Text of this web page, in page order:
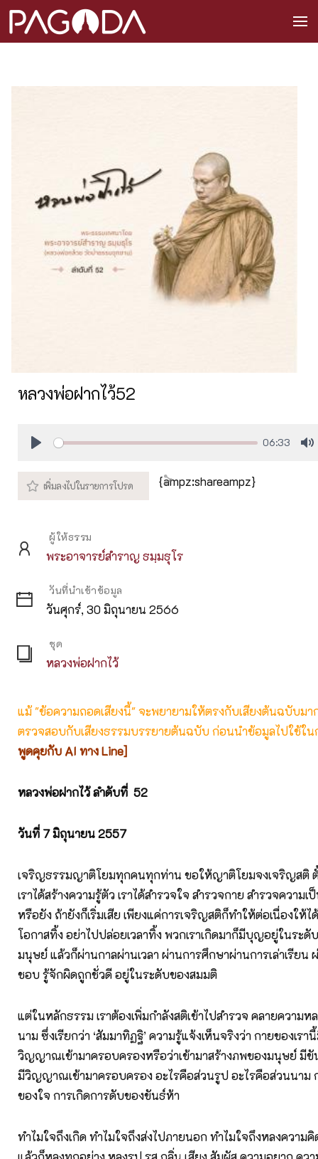
หลวงพ่อฝากไว้52
06:33
{ampz:shareampz}
ผู้ให้ธรรม
พระอาจารย์สำราญ ธมฺมธุโร
วันที่นำเข้าข้อมูล
วันศุกร์, 30 มิถุนายน 2566
ชุด
หลวงพ่อฝากไว้
แม้ "ข้อความถอดเสียงนี้" จะพยายามให้ตรงกับเสียงต้นฉบับม
ตรวจสอบกับเสียงธรรมบรรยายต้นฉบับ ก่อนนำข้อมูลไปใช้ใน
พูดคุยกับ AI ทาง Line]
หลวงพ่อฝากไว้ ลำดับที่ 52
วันที่ 7 มิถุนายน 2557
เจริญธรรมญาติโยมทุกคนทุกท่าน ขอให้ญาติโยมจงเจริญสติ
เราได้สร้างความรู้ตัว เราได้สำรวจใจ สำรวจกาย สำรวจความเ
หรือยัง ถ้ายังก็เริ่มเสีย เพียงแค่การเจริญสติก็ทำให้ต่อเนื่องให้
โอกาสทิ้ง อย่าไปปล่อยเวลาทิ้ง พวกเราเกิดมาก็มีบุญอยู่ในระดั
มนุษย์ แล้วก็ผ่านกาลผ่านเวลา ผ่านการศึกษาผ่านการเล่าเรียน
ชอบ รู้จักผิดถูกชั่วดี อยู่ในระดับของสมมติ
แต่ในหลักธรรม เราต้องเพิ่มกำลังสติเข้าไปสำรวจ คลายความ
นาม ซึ่งเรียกว่า ‘สัมมาทิฏฐิ’ ความรู้แจ้งเห็นจริงว่า กายของเรา
วิญญาณเข้ามาครอบครองหรือว่าเข้ามาสร้างภพของมนุษย์ มี
มีวิญญาณเข้ามาครอบครอง อะไรคือส่วนรูป อะไรคือส่วนนาม
ของใจ การเกิดการดับของขันธ์ห้า
ทำไมใจถึงเกิด ทำไมใจถึงส่งไปภายนอก ทำไมใจถึงหลงความ